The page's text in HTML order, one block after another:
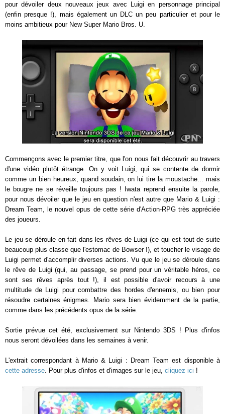
pour dévoiler deux nouveaux jeux avec Luigi en personnage principal
(enfin presque !), mais également un DLC un peu particulier et pour le
moins ambitieux pour New Super Mario Bros. U.
Commençons avec le premier titre, que l'on nous fait découvrir au travers
d'une vidéo plutôt étrange. On y voit Luigi, qui se contente de dormir
comme un bien heureux, quand soudain, on lui tire la moustache... mais
le bougre ne se réveille toujours pas ! Iwata reprend ensuite la parole,
pour nous dévoiler que le jeu en question n'est autre que Mario & Luigi :
Dream Team, le nouvel opus de cette série d'Action-RPG très appréciée
des joueurs.
Le jeu se déroule en fait dans les rêves de Luigi (ce qui est tout de suite
beaucoup plus classe que l'estomac de Bowser !), et toucher le visage de
Luigi permet d'accomplir diverses actions. Vu que le jeu se déroule dans
le rêve de Luigi (qui, au passage, se prend pour un véritable héros, ce
sont ses rêves après tout !), il est possible d'avoir recours à une
multitude de Luigi pour combattre des hordes d'ennemis, ou bien pour
résoudre certaines énigmes. Mario sera bien évidemment de la partie,
comme dans les précédents opus de la série.
Sortie prévue cet été, exclusivement sur Nintendo 3DS ! Plus d'infos
nous seront dévoilées dans les semaines à venir.
L'extrait correspondant à Mario & Luigi : Dream Team est disponible à
cette adresse. Pour plus d'infos et d'images sur le jeu, cliquez ici !